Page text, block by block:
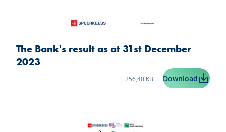
The Bank's result as at 31st December
2023
Taille du fichier:
256,40 KB Download The